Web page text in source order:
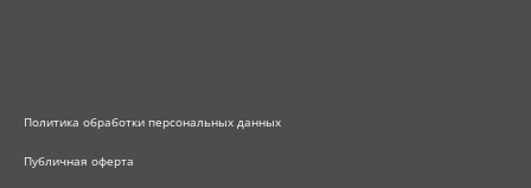
Политика обработки персональных данных
Публичная оферта